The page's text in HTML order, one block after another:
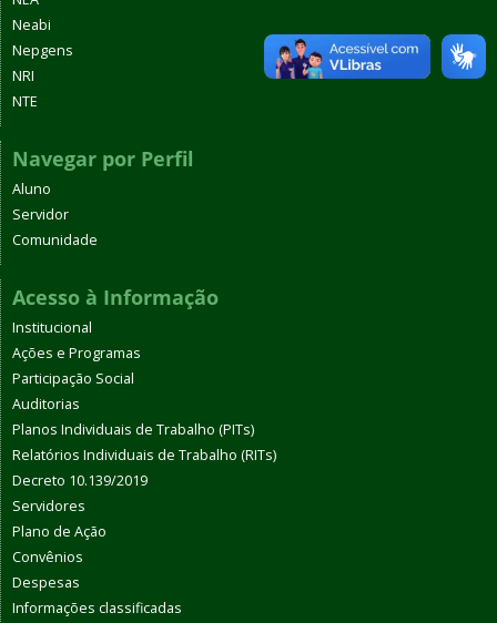
Neabi
Nepgens
NRI
NTE
Navegar por Perfil
Aluno
Servidor
Comunidade
Acesso à Informação
Institucional
Ações e Programas
Participação Social
Auditorias
Planos Individuais de Trabalho (PITs)
Relatórios Individuais de Trabalho (RITs)
Decreto 10.139/2019
Servidores
Plano de Ação
Convênios
Despesas
Informações classificadas